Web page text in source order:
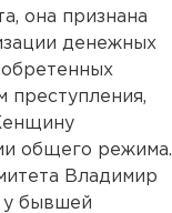
она признана
денежных
преступления,
общего режима.
Владимир
у бывшей